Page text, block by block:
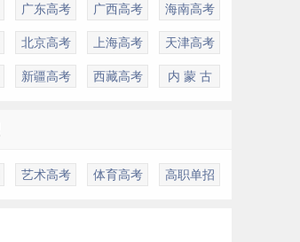
广东高考 广西高考 海南高考
北京高考 上海高考 天津高考
新疆高考 西藏高考 内 蒙 古
艺术高考 体育高考 高职单招